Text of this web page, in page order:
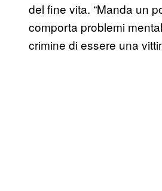
del fine vita. “Manda un
comporta problemi
crimine di essere una